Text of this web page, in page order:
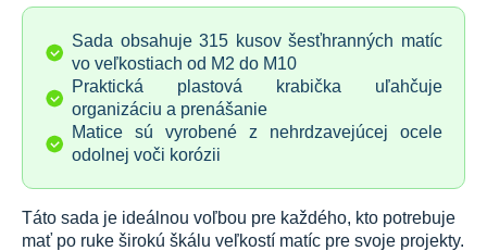
Sada obsahuje 315 kusov šesťhranných matíc
vo veľkostiach od M2 do M10
Praktická plastová krabička uľahčuje
organizáciu a prenášanie
Matice sú vyrobené z nehrdzavejúcej ocele
odolnej voči korózii
Táto sada je ideálnou voľbou pre každého, kto potrebuje
mať po ruke širokú škálu veľkostí matíc pre svoje projekty.